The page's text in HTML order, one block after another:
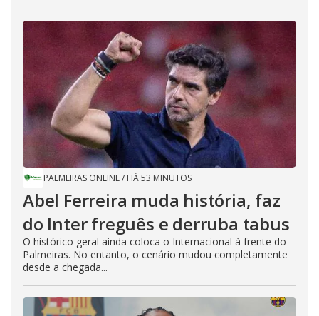
PALMEIRAS ONLINE/ HÁ 53 MINUTOS
Abel Ferreira muda história, faz
do Inter freguês e derruba tabus
O histórico geral ainda coloca o Internacional à frente do
Palmeiras. No entanto, o cenário mudou completamente
desde a chegada...